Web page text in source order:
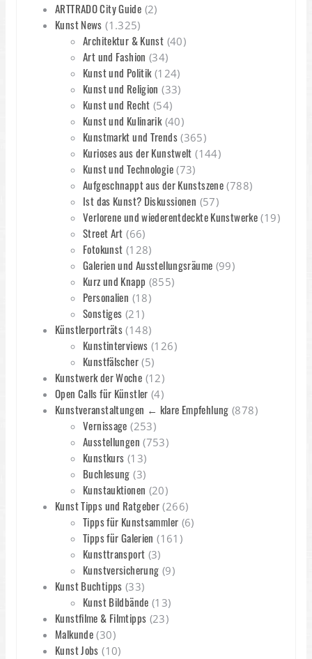
ARTTRADO City Guide (2)
Kunst News (1.325)
Architektur & Kunst (40)
Art und Fashion (34)
Kunst und Politik(124)
Kunst und Religion (33)
Kunst und Recht (54)
Kunst und Kulinarik(40)
Kunstmarkt und Trends(365)
Kurioses aus der Kunstwelt (144)
Kunst und Technologie(73)
Aufgeschnappt aus der Kunstszene (788)
Ist das Kunst? Diskussionen (57)
Verlorene und wiederentdeckte Kunstwerke (19)
Street Art (66)
Fotokunst (128)
Galerien und Ausstellungsräume (99)
Kurz und Knapp (855)
Personalien (18)
Sonstiges (21)
Künstlerporträts (148)
Kunstinterviews (126)
Kunstfälscher(5)
Kunstwerk der Woche (12)
Open Calls für Künstler (4)
Kunstveranstaltungen ← klare Empfehlung (878)
Vernissage (253)
Ausstellungen (753)
Kunstkurs (13)
Buchlesung (3)
Kunstauktionen (20)
Kunst Tipps und Ratgeber (266)
Tipps für Kunstsammler (6)
Tipps für Galerien (161)
Kunsttransport (3)
Kunstversicherung (9)
Kunst Buchtipps (33)
Kunst Bildbände (13)
Kunstfilme & Filmtipps (23)
Malkunde (30)
Kunst Jobs (10)